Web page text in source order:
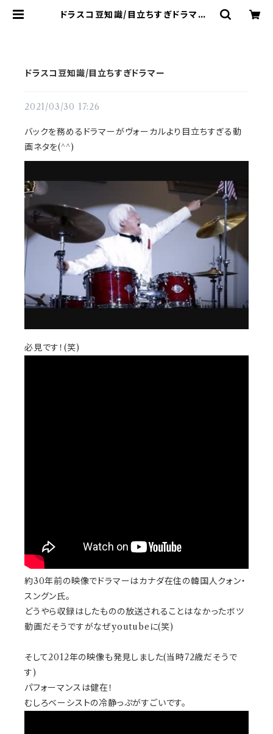
ドラスコ豆知識/目立ちすぎドラマー |
ドラスコ豆知識/目立ちすぎドラマー
2021/03/30 17:26
バックを務めるドラマーがヴォーカルより目立ちすぎる動
画ネタを(^^)
必見です！(笑)
約30年前の映像でドラマーはカナダ在住の韓国人クォン・
スングン氏。
どうやら収録はしたものの放送されることはなかったボツ
動画だそうですがなぜyoutubeに(笑)
そして2012年の映像も発見しました(当時72歳だそうで
す)
パフォーマンスは健在！
むしろベーシストの冷静っぷがすごいです。